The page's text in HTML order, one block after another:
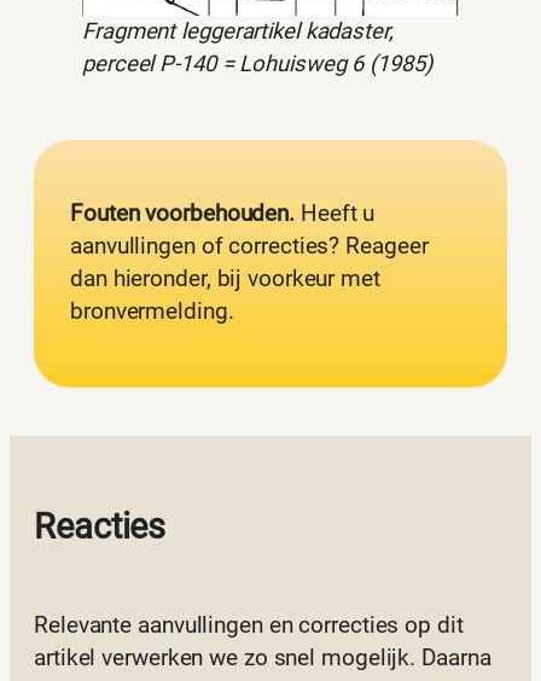
Fragment leggerartikel kadaster,
perceel P-140 = Lohuisweg 6 (1985)
Fouten voorbehouden. Heeft u
aanvullingen of correcties? Reageer
dan hieronder, bij voorkeur met
bronvermelding.
Reacties
Relevante aanvullingen en correcties op dit
artikel verwerken we zo snel mogelijk. Daarna